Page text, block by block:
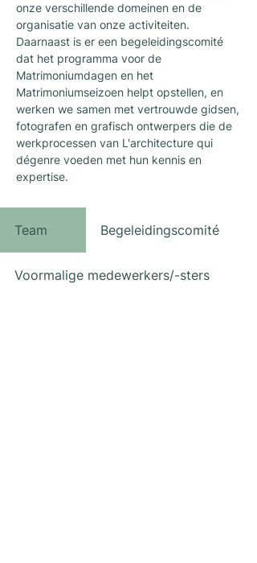
onze verschillende domeinen en de
organisatie van onze activiteiten.
Daarnaast is er een begeleidingscomité
dat het programma voor de
Matrimoniumdagen en het
Matrimoniumseizoen helpt opstellen, en
werken we samen met vertrouwde gidsen,
fotografen en grafisch ontwerpers die de
werkprocessen van L'architecture qui
dégenre voeden met hun kennis en
expertise.
Team Begeleidingscomité
Voormalige medewerkers/-sters